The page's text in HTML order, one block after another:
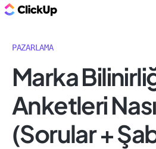
PAZARLAMA
Marka
Anketleri
(Sorular +